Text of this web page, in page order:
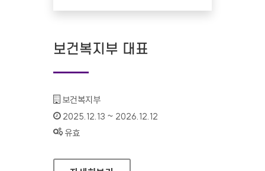
보건복지부 대표
기관명 :
보건복지부
인증기간 :
2025.12.13 ~ 2026.12.12
상태 :
유효